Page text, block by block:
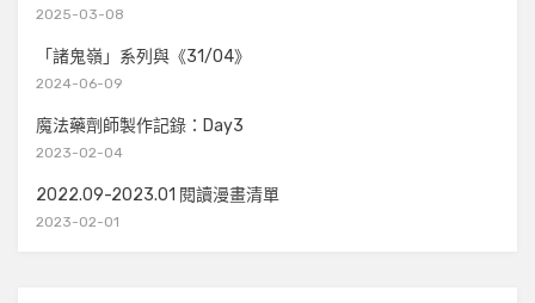
2025-03-08
「諸鬼嶺」系列與《31/04》
2024-06-09
魔法藥劑師製作記錄：Day3
2023-02-04
2022.09-2023.01 閱讀漫畫清單
2023-02-01